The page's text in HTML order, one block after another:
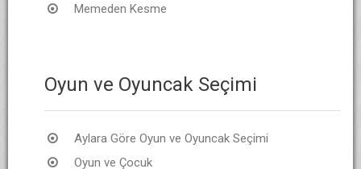
Memeden Kesme
Oyun ve Oyuncak Seçimi
Aylara Göre Oyun ve Oyuncak Seçimi
Oyun ve Çocuk